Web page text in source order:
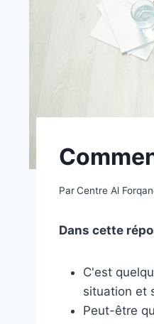
ParCentre Al
Dans cette
C'est
situation et
Peut-être